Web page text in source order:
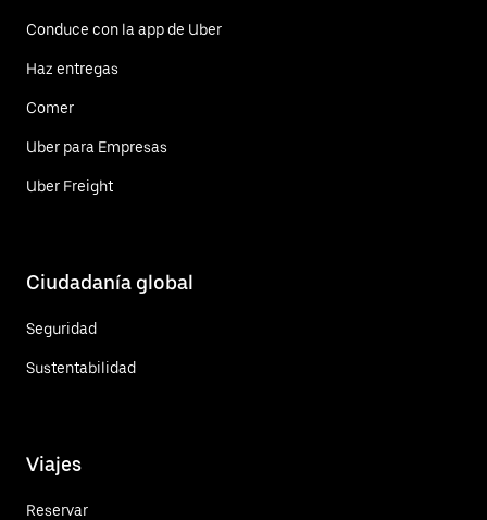
Conduce con la app de Uber
Haz entregas
Comer
Uber para Empresas
Uber Freight
Ciudadanía global
Seguridad
Sustentabilidad
Viajes
Reservar